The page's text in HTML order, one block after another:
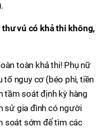
vú có khả thi không,
toàn khả thi! Phụ nữ
nguy cơ (béo phì, tiền
tầm soát định kỳ hàng
sử gia đình có người
soát sớm để tìm các